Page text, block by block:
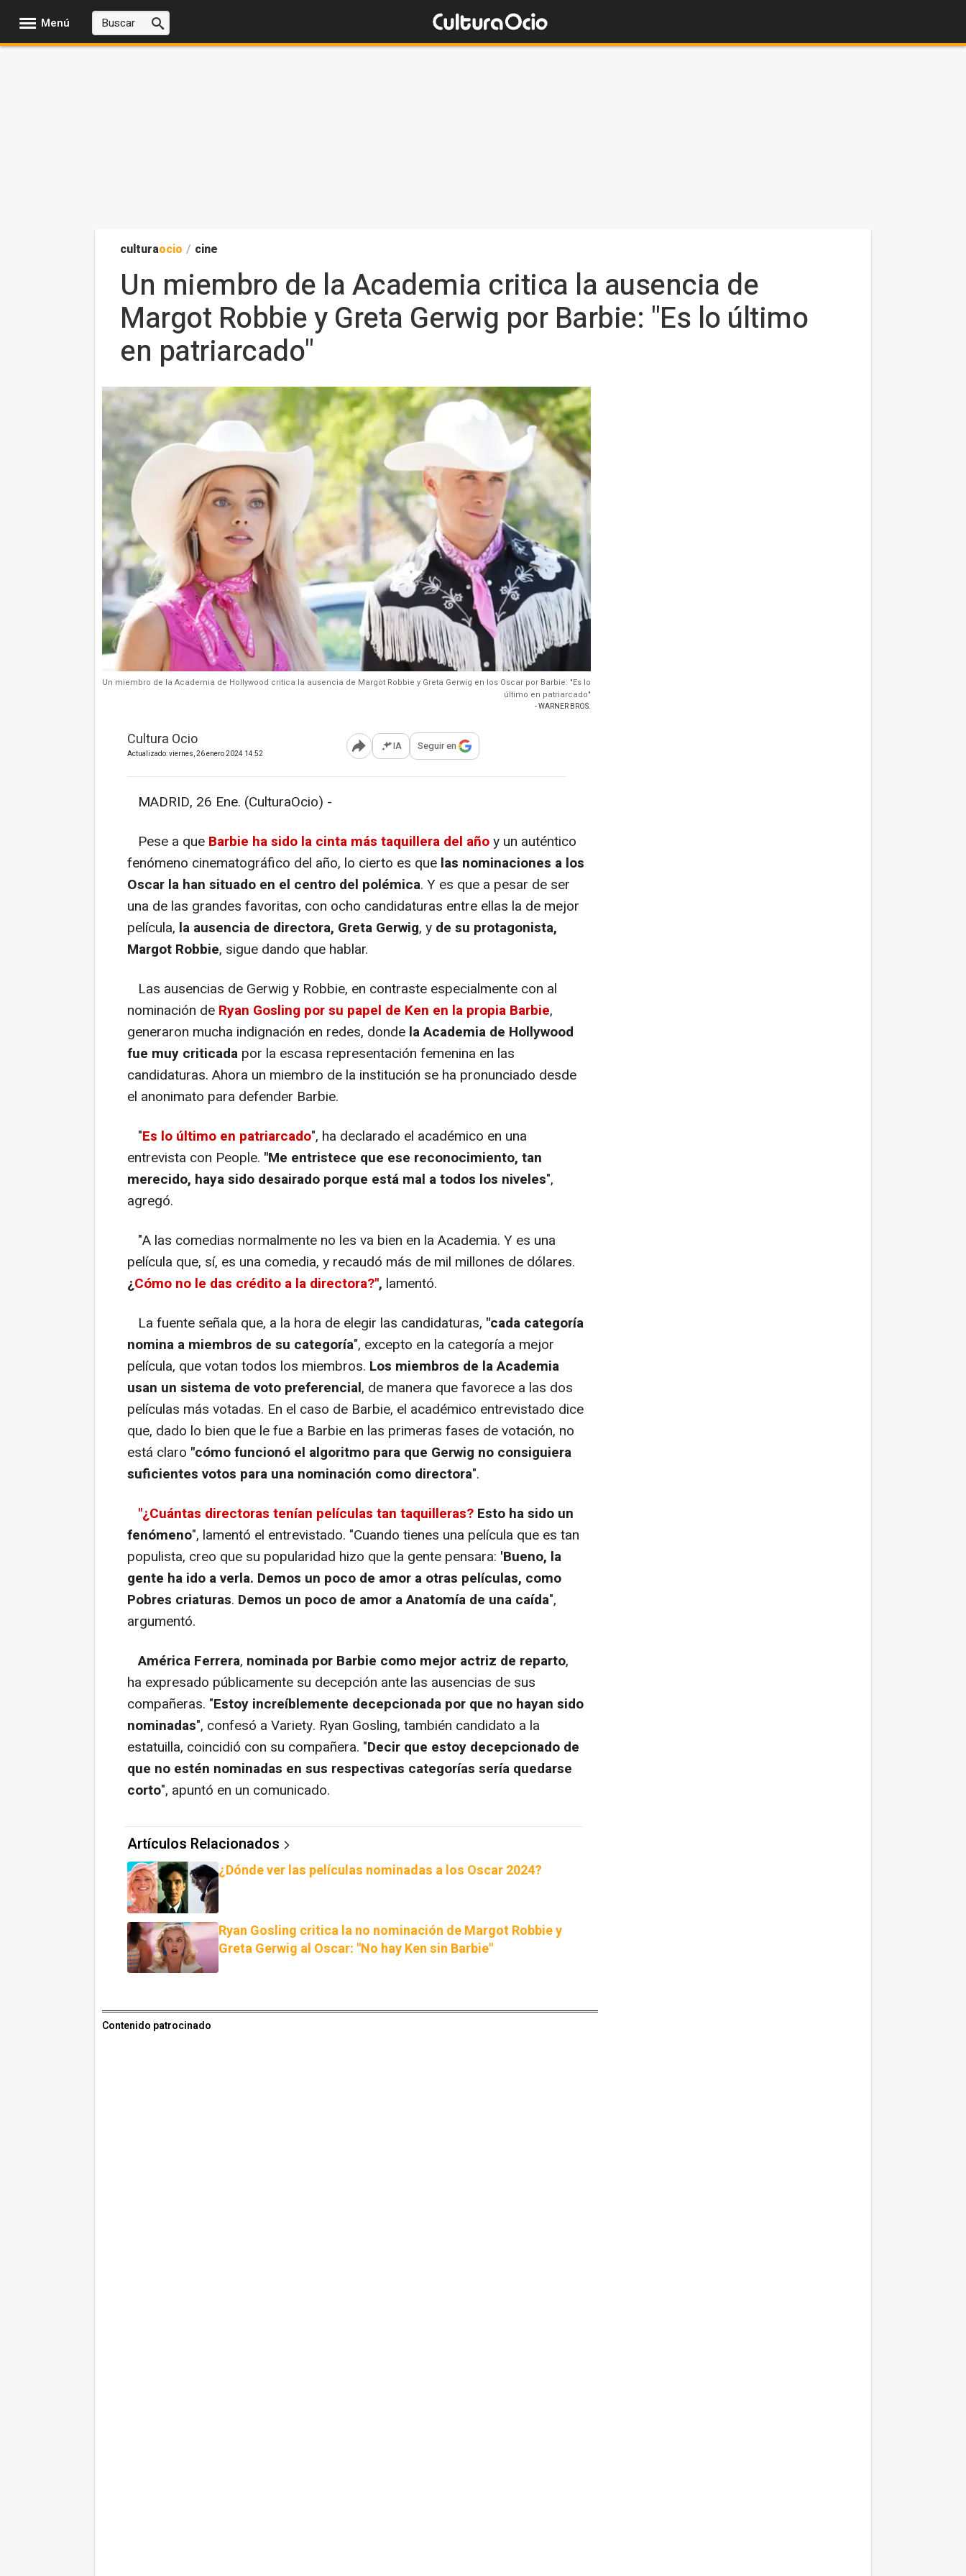
Menú
culturaocio / cine
Un miembro de la Academia critica la ausencia de
Margot Robbie y Greta Gerwig por Barbie: "Es lo último
en patriarcado"
Un miembro de la Academia de Hollywood critica la ausencia de Margot Robbie y Greta Gerwig en los Oscar por Barbie: "Es lo
último en patriarcado"
- WARNER BROS.
Cultura Ocio
Actualizado: viernes, 26 enero 2024 14:52 Abrir opciones para compartir
IA Seguir en
MADRID, 26 Ene. (CulturaOcio) -
Pese a que Barbie ha sido la cinta más taquillera del añoy un auténtico
fenómeno cinematográfico del año, lo cierto es que las nominaciones a los
Oscar la han situado en el centro del polémica. Y es que a pesar de ser
una de las grandes favoritas, con ocho candidaturas entre ellas la de mejor
película, la ausencia de directora, Greta Gerwig, y de su protagonista,
Margot Robbie, sigue dando que hablar.
Las ausencias de Gerwig y Robbie, en contraste especialmente con al
nominación de Ryan Gosling por su papel de Ken en la propia Barbie,
generaron mucha indignación en redes, donde la Academia de Hollywood
fue muy criticada por la escasa representación femenina en las
candidaturas. Ahora un miembro de la institución se ha pronunciado desde
el anonimato para defender Barbie.
"Es lo último en patriarcado", ha declarado el académico en una
entrevista con People. "Me entristece que ese reconocimiento, tan
merecido, haya sido desairado porque está mal a todos los niveles",
agregó.
"A las comedias normalmente no les va bien en la Academia. Y es una
película que, sí, es una comedia, y recaudó más de mil millones de dólares.
¿Cómo no le das crédito a la directora?", lamentó.
La fuente señala que, a la hora de elegir las candidaturas, "cada categoría
nomina a miembros de su categoría", excepto en la categoría a mejor
película, que votan todos los miembros. Los miembros de la Academia
usan un sistema de voto preferencial, de manera que favorece a las dos
películas más votadas. En el caso de Barbie, el académico entrevistado dice
que, dado lo bien que le fue a Barbie en las primeras fases de votación, no
está claro "cómo funcionó el algoritmo para que Gerwig no consiguiera
suficientes votos para una nominación como directora".
"¿Cuántas directoras tenían películas tan taquilleras? Esto ha sido un
fenómeno", lamentó el entrevistado. "Cuando tienes una película que es tan
populista, creo que su popularidad hizo que la gente pensara: 'Bueno, la
gente ha ido a verla. Demos un poco de amor a otras películas, como
Pobres criaturas. Demos un poco de amor a Anatomía de una caída",
argumentó.
América Ferrera, nominada por Barbie como mejor actriz de reparto,
ha expresado públicamente su decepción ante las ausencias de sus
compañeras. "Estoy increíblemente decepcionada por que no hayan sido
nominadas", confesó a Variety. Ryan Gosling, también candidato a la
estatuilla, coincidió con su compañera. "Decir que estoy decepcionado de
que no estén nominadas en sus respectivas categorías sería quedarse
corto", apuntó en un comunicado.
Artículos Relacionados
¿Dónde ver las películas nominadas a los Oscar 2024?
Ryan Gosling critica la no nominación de Margot Robbie y
Greta Gerwig al Oscar: "No hay Ken sin Barbie"
Contenido patrocinado